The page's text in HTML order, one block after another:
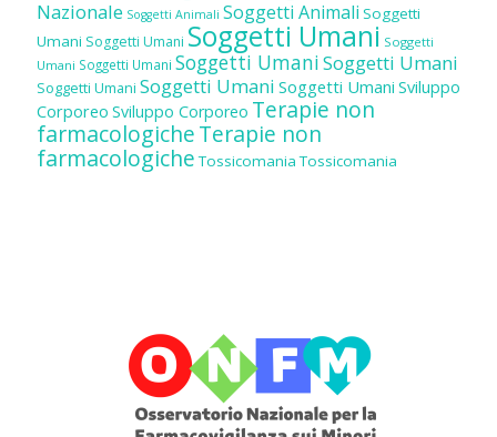
Nazionale Soggetti Animali Soggetti Animali Soggetti
Umani Soggetti Umani Soggetti Umani Soggetti
Umani Soggetti Umani Soggetti UmaniSoggetti Umani
Soggetti Umani Soggetti Umani Soggetti Umani Sviluppo
Corporeo Sviluppo Corporeo Terapie non
farmacologicheTerapie non
farmacologiche Tossicomania Tossicomania